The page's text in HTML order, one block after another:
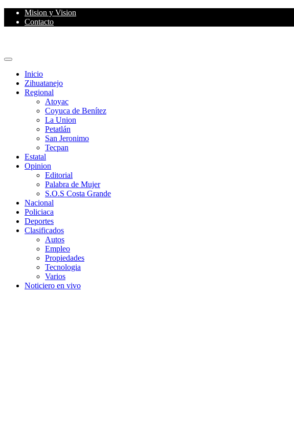
Skip
Mision y Vision
Contacto
Primary
Inicio
Zihuatanejo
Regional
Atoyac
Coyuca de Benítez
La Union
Petatlán
San Jeronimo
Tecpan
Estatal
Opinion
Editorial
Palabra de Mujer
S.O.S Costa Grande
Nacional
Policiaca
Deportes
Clasificados
Autos
Empleo
Propiedades
Tecnologia
Varios
Noticiero en vivo